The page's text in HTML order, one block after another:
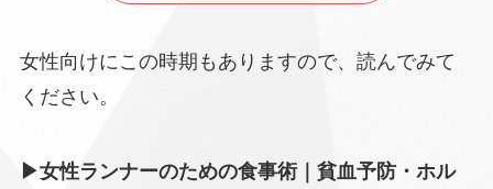
女性向けにこの時期もありますので、読んでみて
ください。
▶女性ランナーのための食事術｜貧血予防・ホル